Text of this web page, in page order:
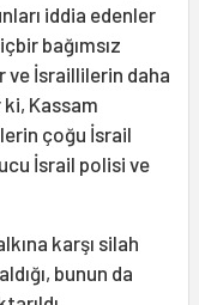
iddia edenler
bağımsız
ve İsraillilerin daha
Kassam
çoğu İsrail
İsrail polisi ve
karşı silah
bunun da